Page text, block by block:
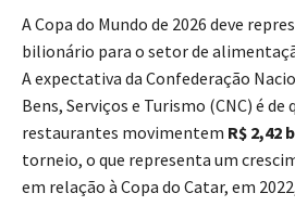
A Copa do Mundo de 2026 deve
bilionário para o setor de
A expectativa da Confederação
Bens, Serviços e Turismo (CNC) é de
restaurantes movimentem R$ 2,42
torneio, o que representa um
em relação à Copa do Catar, em